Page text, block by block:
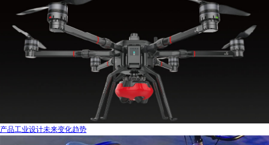
产品工业设计未来变化趋势